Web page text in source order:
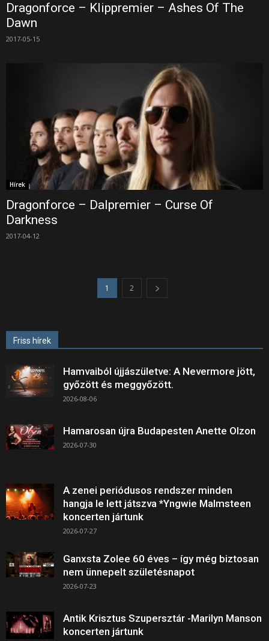
Dragonforce – Klippremier – Ashes Of The
Dawn
2017-05-15
Hírek
Dragonforce – Dalpremier – Curse Of
Darkness
2017-04-12
1 2
Friss hírek
Hamvaiból újjászületve: A Nevermore jött,
győzött és meggyőzött.
2026-08-06
Hamarosan újra Budapesten Anette Olzon
2026-07-30
A zenei periódusos rendszer minden
hangja le lett játszva *Yngwie Malmsteen
koncerten jártunk
2026-07-27
Ganxsta Zolee 60 éves – így még biztosan
nem ünnepelt születésnapot
2026-07-23
Antik Krisztus Szupersztár -Marilyn Manson
koncerten jártunk